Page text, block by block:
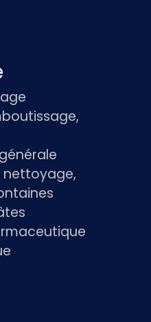
nettoyage,